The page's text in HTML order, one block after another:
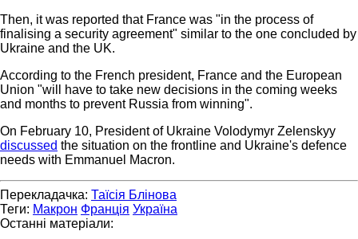
Then, it was reported that France was "in the process of
finalising a security agreement" similar to the one concluded by
Ukraine and the UK.
According to the French president, France and the European
Union "will have to take new decisions in the coming weeks
and months to prevent Russia from winning".
On February 10, President of Ukraine Volodymyr Zelenskyy
discussed the situation on the frontline and Ukraine's defence
needs with Emmanuel Macron.
Перекладачка: Таїсія Блінова
Теги: Макрон Франція Україна
Останні матеріали: